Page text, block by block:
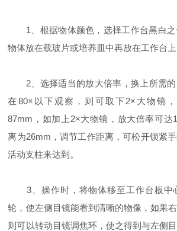
1、根据物体颜色，选择工作台黑白之
物体放在载玻片或培养皿中再放在工作台上
2、选择适当的放大倍率，换上所需的
在80×以下观察，则可取下2×大物镜
87mm，如加上2×大物镜，放大倍率可达
离为26mm，调节工作距离，可松开锁紧
活动支柱来达到。
3、操作时，将物体移至工作台板中
轮，使左侧目镜能看到清晰的物像，如果
则可以转动目镜调焦环，使之得到与左侧